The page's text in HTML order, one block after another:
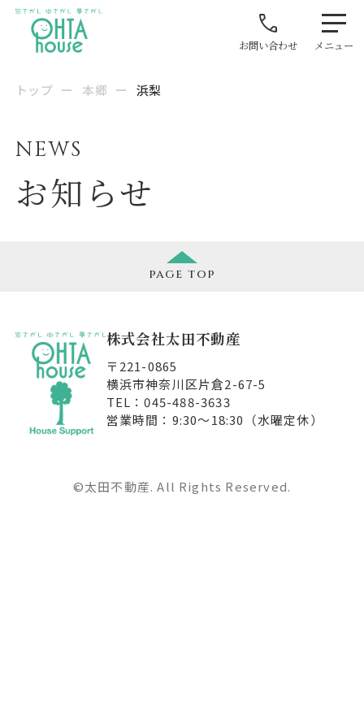
お問い合わせ メニュー
トップ ー 本郷 ー 浜梨
NEWS
お知らせ
page top
株式会社太田不動産
〒221-0865
横浜市神奈川区片倉2-67-5
TEL：045-488-3633
営業時間：9:30〜18:30（水曜定休）
©太田不動産. All Rights Reserved.